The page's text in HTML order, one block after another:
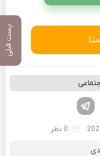
پست قبلی
لینکدین
0 نظر